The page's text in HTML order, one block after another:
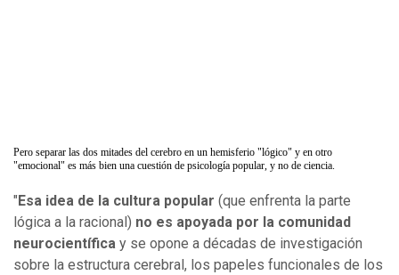
Pero separar las dos mitades del cerebro en un hemisferio "lógico" y en otro
"emocional" es más bien una cuestión de psicología popular, y no de ciencia.
" Esa idea de la cultura popular (que enfrenta la parte
lógica a la racional) no es apoyada por la comunidad
neurocientífica y se opone a décadas de investigación
sobre la estructura cerebral, los papeles funcionales de los